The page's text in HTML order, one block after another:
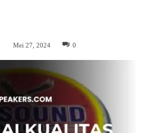
Mei 27, 2024 0